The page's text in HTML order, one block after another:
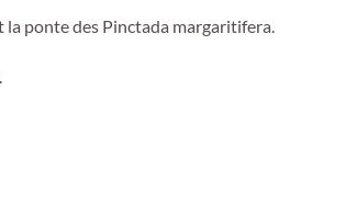
la ponte des Pinctada margaritifera.